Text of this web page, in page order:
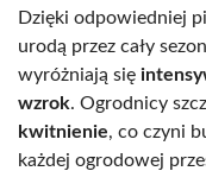
Dzięki odpowiedniej
urodą przez cały
wyróżniają się
wzrok. Ogrodnicy
kwitnienie, co czyni
każdej ogrodowej